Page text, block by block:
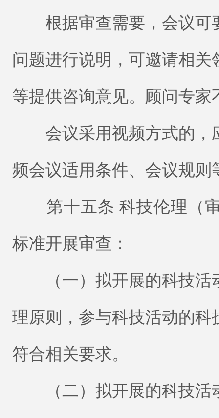
根据审查需要，会议可
问题进行说明，可邀请相
等提供咨询意见。顾问专家
会议采用视频方式的，
频会议适用条件、会议规则
第十五条 科技伦理（审
标准开展审查：
（一）拟开展的科技活
理原则，参与科技活动的
符合相关要求。
（二）拟开展的科技活